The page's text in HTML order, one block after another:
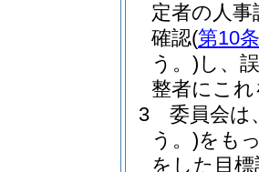
定者の人
確認(第10
う。) し、
整者にこ
3
委員会は
う。)をも
をした目